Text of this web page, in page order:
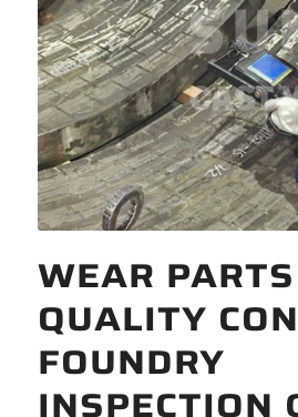
WEAR PARTS
QUALITY
FOUNDRY
INSPECTION